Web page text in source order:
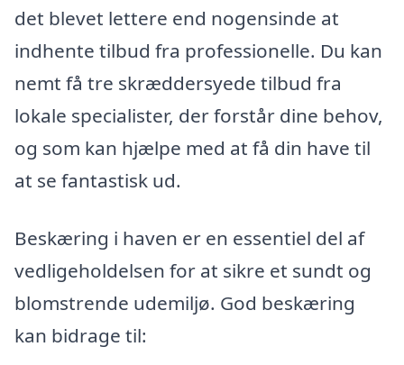
det blevet lettere end nogensinde at
indhente tilbud fra professionelle. Du kan
nemt få tre skræddersyede tilbud fra
lokale specialister, der forstår dine behov,
og som kan hjælpe med at få din have til
at se fantastisk ud.
Beskæring i haven er en essentiel del af
vedligeholdelsen for at sikre et sundt og
blomstrende udemiljø. God beskæring
kan bidrage til: